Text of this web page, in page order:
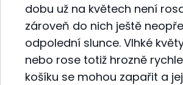
dobu už na květech není
zároveň do nich ještě
odpolední slunce. Vlhké
nebo rose totiž hrozně
košíku se mohou zapařit a